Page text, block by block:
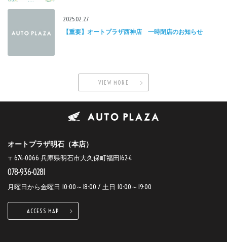
2025.02.27
【重要】オートプラザ西神店 一時閉店のお知らせ
VIEW MORE
オートプラザ明石（本店）
〒674-0066 兵庫県明石市大久保町福田162-4
078-936-0281
月曜日から金曜日 10:00～18:00 / 土日 10:00～19:00
ACCESS MAP